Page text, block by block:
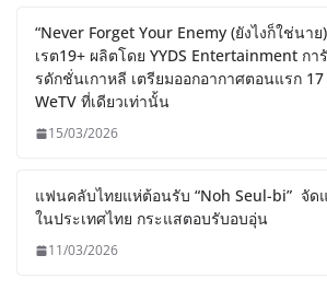
“Never Forget Your Enemy (ยังไงก็ใช่นาย
เรต19+ ผลิตโดย YYDS Entertainment ก
รดักชั่นเกาหลี เตรียมออกอากาศตอนแรก
WeTV ที่เดียวเท่านั้น
15/03/2026
แฟนคลับไทยแห่ต้อนรับ “Noh Seul-bi” จัด
ในประเทศไทย กระแสตอบรับอบอุ่น
11/03/2026